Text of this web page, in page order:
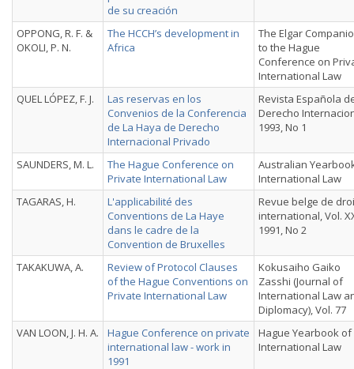
de su creación
OPPONG, R. F. &
OKOLI, P. N.
The HCCH’s development in
Africa
The Elgar
to the Hague
Conference on
International Law
QUEL LÓPEZ, F. J.
Las reservas en los
Convenios de la Conferencia
de La Haya de Derecho
Internacional Privado
Revista Española
Derecho
1993, No 1
SAUNDERS, M. L.
The Hague Conference on
Private International Law
Australian
International Law
TAGARAS, H.
L'applicabilité des
Conventions de La Haye
dans le cadre de la
Convention de Bruxelles
Revue belge de
international, Vol.
1991, No 2
TAKAKUWA, A.
Review of Protocol Clauses
of the Hague Conventions on
Private International Law
Kokusaiho Gaiko
Zasshi (Journal of
International Law
Diplomacy), Vol. 77
VAN LOON, J. H. A.
Hague Conference on private
international law - work in
1991
Hague Yearbook of
International Law